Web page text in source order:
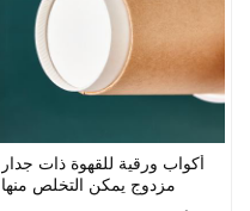
أكواب ورقية للقهوة ذات جدار
مزدوج يمكن التخلص منها